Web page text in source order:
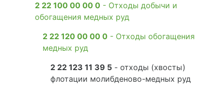
2 22 100 00 00 0 - Отходы добычи и
обогащения медных руд
2 22 120 00 00 0 - Отходы обогащения
медных руд
2 22 123 11 39 5 - отходы (хвосты)
флотации молибденово-медных руд